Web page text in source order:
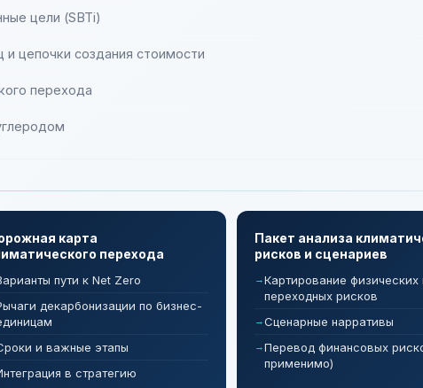
цели (SBTi)
цепочки создания стоимости
перехода
карта
перехода
пути к Net Zero
декарбонизации по бизнес-
и важные этапы
в стратегию
Пакет анализа
рисков и сценариев
Картирование физических
переходных рисков
Сценарные нарративы
Перевод финансовых
применимо)